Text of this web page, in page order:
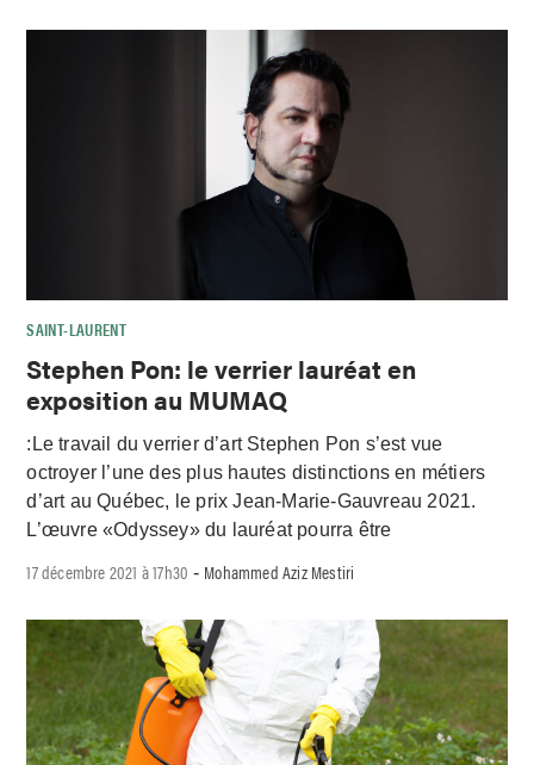
SAINT-LAURENT
Stephen Pon: le verrier lauréat en
exposition au MUMAQ
:Le travail du verrier d’art Stephen Pon s’est vue
octroyer l’une des plus hautes distinctions en métiers
d’art au Québec, le prix Jean-Marie-Gauvreau 2021.
L’œuvre «Odyssey» du lauréat pourra être
17 décembre 2021 à 17h30 - Mohammed Aziz Mestiri